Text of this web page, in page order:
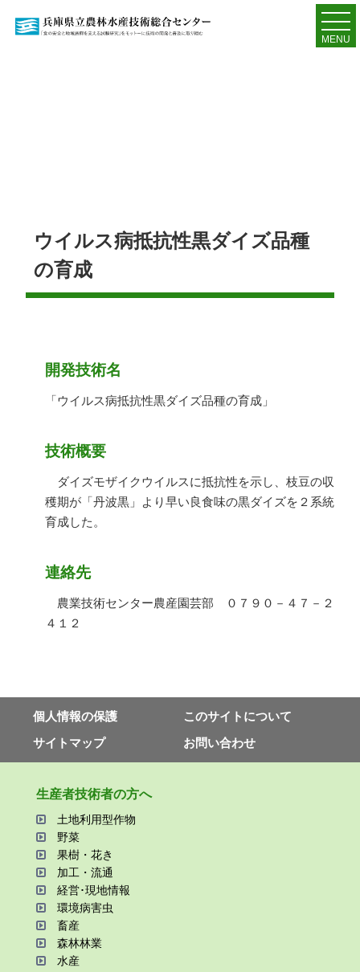
MENU
ウイルス病抵抗性黒ダイズ品種
の育成
開発技術名
「ウイルス病抵抗性黒ダイズ品種の育成」
技術概要
ダイズモザイクウイルスに抵抗性を示し、枝豆の収
穫期が「丹波黒」より早い良食味の黒ダイズを２系統
育成した。
連絡先
農業技術センター農産園芸部 ０７９０－４７－２
４１２
個⼈情報の保護
このサイトについて
サイトマップ
お問い合わせ
⽣産者技術者の⽅へ
⼟地利⽤型作物
野菜
果樹・花き
加⼯・流通
経営･現地情報
環境病害⾍
畜産
森林林業
⽔産